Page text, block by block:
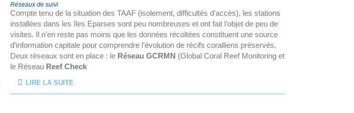
Réseaux de suivi
Compte tenu de la situation des TAAF (isolement, difficultés d’accès), les stations
installées dans les îles Eparses sont peu nombreuses et ont fait l’objet de peu de
visites. Il n’en reste pas moins que les données récoltées constituent une source
d’information capitale pour comprendre l’évolution de récifs coralliens préservés.
Deux réseaux sont en place : le Réseau GCRMN (Global Coral Reef Monitoring et
le Réseau Reef Check
LIRE LA SUITE